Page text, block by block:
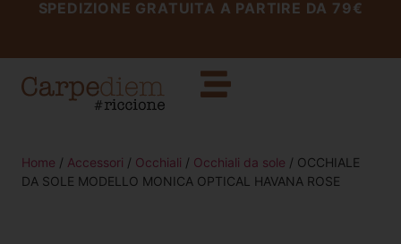
SPEDIZIONE GRATUITA A PARTIRE DA 79€
Home / Accessori / Occhiali / Occhiali da sole / OCCHIALE
DA SOLE MODELLO MONICA OPTICAL HAVANA ROSE